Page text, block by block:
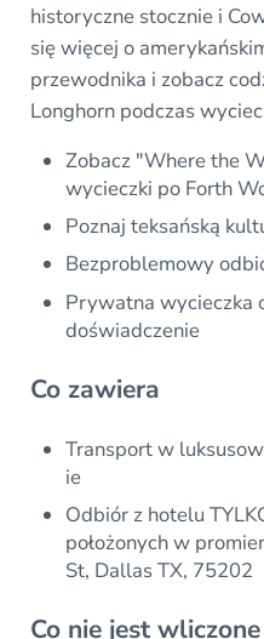
historyczne stocznie i
się więcej o
przewodnika i zobacz
Longhorn podczas
Zobacz "Where the
wycieczki po Forth
Poznaj teksańską
Bezproblemowy
Prywatna wycieczka
doświadczenie
Co zawiera
Transport w
ie
Odbiór z hotelu
położonych w
St, Dallas TX, 75202
Co nie jest